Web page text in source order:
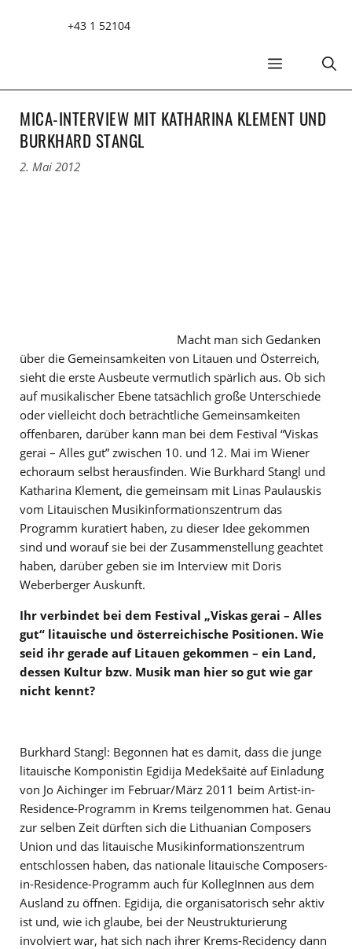
+43 1 52104
MENÜ
MICA-INTERVIEW MIT KATHARINA KLEMENT UND
BURKHARD STANGL
2. Mai 2012
Macht man sich Gedanken
über die Gemeinsamkeiten von Litauen und Österreich,
sieht die erste Ausbeute vermutlich spärlich aus. Ob sich
auf musikalischer Ebene tatsächlich große Unterschiede
oder vielleicht doch beträchtliche Gemeinsamkeiten
offenbaren, darüber kann man bei dem Festival “Viskas
gerai – Alles gut” zwischen 10. und 12. Mai im Wiener
echoraum selbst herausfinden. Wie Burkhard Stangl und
Katharina Klement, die gemeinsam mit Linas Paulauskis
vom Litauischen Musikinformationszentrum das
Programm kuratiert haben, zu dieser Idee gekommen
sind und worauf sie bei der Zusammenstellung geachtet
haben, darüber geben sie im Interview mit Doris
Weberberger Auskunft.
Ihr verbindet bei dem Festival „Viskas gerai – Alles
gut“ litauische und österreichische Positionen. Wie
seid ihr gerade auf Litauen gekommen – ein Land,
dessen Kultur bzw. Musik man hier so gut wie gar
nicht kennt?
Burkhard Stangl: Begonnen hat es damit, dass die junge
litauische Komponistin Egidija Medekšaitė auf Einladung
von Jo Aichinger im Februar/März 2011 beim Artist-in-
Residence-Programm in Krems teilgenommen hat. Genau
zur selben Zeit dürften sich die Lithuanian Composers
Union und das litauische Musikinformationszentrum
entschlossen haben, das nationale litauische Composers-
in-Residence-Programm auch für KollegInnen aus dem
Ausland zu öffnen. Egidija, die organisatorisch sehr aktiv
ist und, wie ich glaube, bei der Neustrukturierung
involviert war, hat sich nach ihrer Krems-Recidency dann